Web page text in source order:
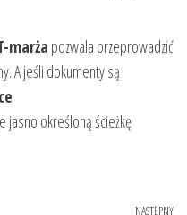
marża pozwala przeprowadzić
A jeśli dokumenty są
jasno określoną ścieżkę
NASTĘPNY